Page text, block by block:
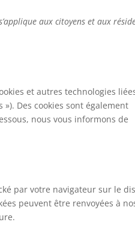
aux citoyens et aux
et autres technologies
Des cookies sont également
nous vous informons de
par votre navigateur sur le
peuvent être renvoyées à